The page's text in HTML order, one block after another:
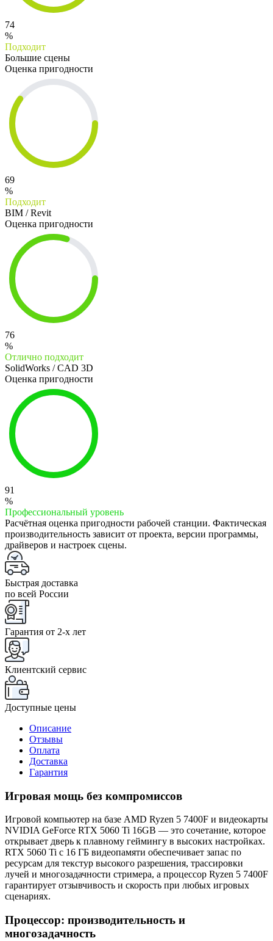
74
%
Подходит
Большие сцены
Оценка пригодности
69
%
Подходит
BIM / Revit
Оценка пригодности
76
%
Отлично подходит
SolidWorks / CAD 3D
Оценка пригодности
91
%
Профессиональный уровень
Расчётная оценка пригодности рабочей станции. Фактическая
производительность зависит от проекта, версии программы,
драйверов и настроек сцены.
Быстрая доставка
по всей России
Гарантия от 2-x лет
Клиентский сервис
Доступные цены
Описание
Отзывы
Оплата
Доставка
Гарантия
Игровая мощь без компромиссов
Игровой компьютер на базе AMD Ryzen 5 7400F и видеокарты
NVIDIA GeForce RTX 5060 Ti 16GB — это сочетание, которое
открывает дверь к плавному геймингу в высоких настройках.
RTX 5060 Ti с 16 ГБ видеопамяти обеспечивает запас по
ресурсам для текстур высокого разрешения, трассировки
лучей и многозадачности стримера, а процессор Ryzen 5 7400F
гарантирует отзывчивость и скорость при любых игровых
сценариях.
Процессор: производительность и
многозадачность